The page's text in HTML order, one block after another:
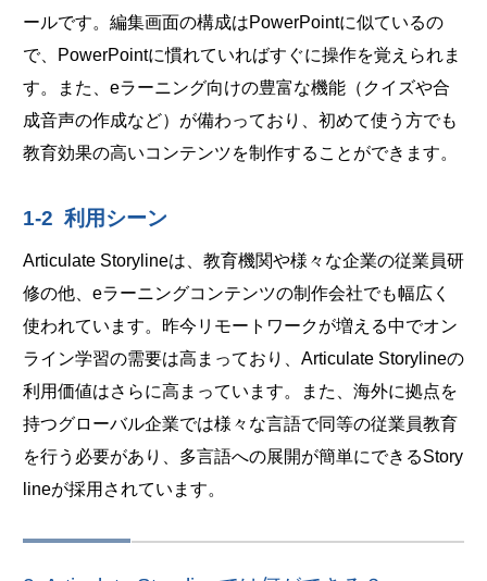
ールです。編集画面の構成はPowerPointに似ているの
で、PowerPointに慣れていればすぐに操作を覚えられま
す。また、eラーニング向けの豊富な機能（クイズや合
成音声の作成など）が備わっており、初めて使う方でも
教育効果の高いコンテンツを制作することができます。
1-2 利用シーン
Articulate Storylineは、教育機関や様々な企業の従業員研
修の他、eラーニングコンテンツの制作会社でも幅広く
使われています。昨今リモートワークが増える中でオン
ライン学習の需要は高まっており、Articulate Storylineの
利用価値はさらに高まっています。また、海外に拠点を
持つグローバル企業では様々な言語で同等の従業員教育
を行う必要があり、多言語への展開が簡単にできるStory
lineが採用されています。